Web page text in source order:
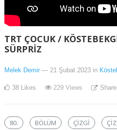
TRT ÇOCUK /
SÜRPRİZ
Melek Demir — 21 Şubat 2023 in
38 Likes 229Views Share
80. BÖLÜM ÇIZGI